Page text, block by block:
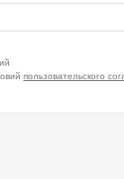
пользовательского